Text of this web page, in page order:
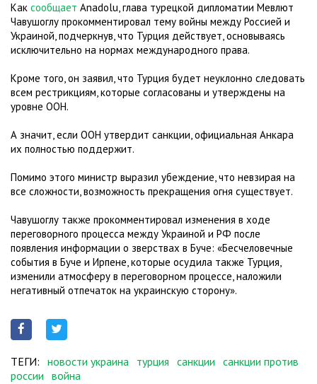
Как сообщает Anadolu, глава турецкой дипломатии Мевлют
Чавушоглу прокомментировал тему войны между Россией и
Украиной, подчеркнув, что Турция действует, основываясь
исключительно на нормах международного права.
Кроме того, он заявил, что Турция будет неуклонно следовать
всем рестрикциям, которые согласованы и утверждены на
уровне ООН.
А значит, если ООН утвердит санкции, официальная Анкара
их полностью поддержит.
Помимо этого министр выразил убеждение, что невзирая на
все сложности, возможность прекращения огня существует.
Чавушоглу также прокомментировал изменения в ходе
переговорного процесса между Украиной и РФ после
появления информации о зверствах в Буче: «Бесчеловечные
события в Буче и Ирпене, которые осудила также Турция,
изменили атмосферу в переговорном процессе, наложили
негативный отпечаток на украинскую сторону».
ТЕГИ: новости украина турция санкции санкции против
россии война